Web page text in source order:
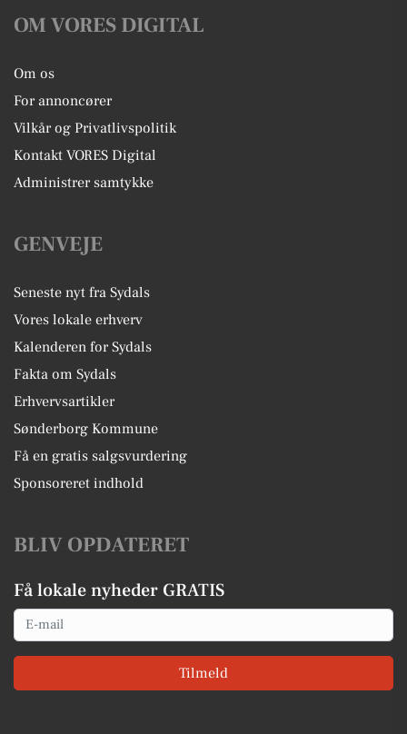
OM VORES DIGITAL
Om os
For annoncører
Vilkår og Privatlivspolitik
Kontakt VORES Digital
Administrer samtykke
GENVEJE
Seneste nyt fra Sydals
Vores lokale erhverv
Kalenderen for Sydals
Fakta om Sydals
Erhvervsartikler
Sønderborg Kommune
Få en gratis salgsvurdering
Sponsoreret indhold
BLIV OPDATERET
Få lokale nyheder GRATIS
Email
Tilmeld